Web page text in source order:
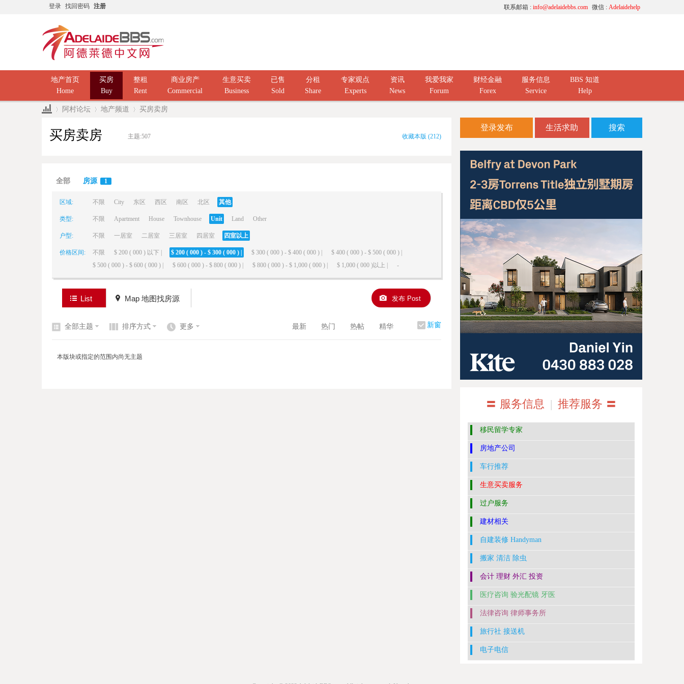
登录 找回密码 注册 微信 : Adelaidehelp
联系邮箱 : info@adelaidebbs.com
地产首页
Home
买房
Buy
整租
Rent
商业房产
Commercial
生意买卖
Business
已售
Sold
分租
Share
专家观点
Experts
资讯
News
我爱我家
Forum
财经金融
Forex
服务信息
Service
BBS 知道
Help
阿村论坛 地产频道 买房卖房
买房卖房 主题:507 收藏本版 (212)
全部 房源 1
区域: 不限 City 东区 西区 南区 北区 其他
类型: 不限 Apartment House Townhouse Unit Land Other
户型: 不限 一居室 二居室 三居室 四居室 四室以上
价格区间: 不限 $ 200 ( 000 ) 以下 | $ 200 ( 000 ) - $ 300 ( 000 ) | $ 300 ( 000 ) - $ 400 ( 000 ) |
$ 400 ( 000 ) - $ 500 ( 000 ) |
$ 500 ( 000 ) - $ 600 ( 000 ) |
$ 600 ( 000 ) - $ 800 ( 000 ) | $ 800 ( 000 ) - $ 1,000 ( 000 ) | $ 1,000 ( 000 )以上 | -
List Map 地图找房源 发布 Post
新窗
全部主题 排序方式 更多 最新 热门 热帖 精华
本版块或指定的范围内尚无主题
登录发布 生活求助 搜索
〓 服务信息 | 推荐服务 〓
移民留学专家
房地产公司
车行推荐
生意买卖服务
过户服务
建材相关
自建装修 Handyman
搬家 清洁 除虫
会计 理财 外汇 投资
医疗咨询 验光配镜 牙医
法律咨询 律师事务所
旅行社 接送机
电子电信